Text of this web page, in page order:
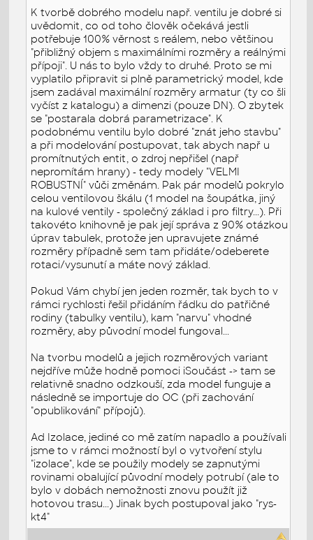
K tvorbě dobrého modelu např. ventilu je dobré si
uvědomit, co od toho člověk očekává jestli
potřebuje 100% věrnost s reálem, nebo většinou
"přibližný objem s maximálními rozměry a reálnými
přípoji". U nás to bylo vždy to druhé. Proto se mi
vyplatilo připravit si plně parametrický model, kde
jsem zadával maximální rozměry armatur (ty co šli
vyčíst z katalogu) a dimenzi (pouze DN). O zbytek
se "postarala dobrá parametrizace". K
podobnému ventilu bylo dobré "znát jeho stavbu"
a při modelování postupovat, tak abych např u
promítnutých entit, o zdroj nepřišel (např
nepromítám hrany) - tedy modely "VELMI
ROBUSTNÍ" vůči změnám. Pak pár modelů pokrylo
celou ventilovou škálu (1 model na šoupátka, jiný
na kulové ventily - společný základ i pro filtry...). Při
takovéto knihovně je pak její správa z 90% otázkou
úprav tabulek, protože jen upravujete známé
rozměry případně sem tam přidáte/odeberete
rotaci/vysunutí a máte nový základ.
Pokud Vám chybí jen jeden rozměr, tak bych to v
rámci rychlosti řešil přidáním řádku do patřičné
rodiny (tabulky ventilu), kam "narvu" vhodné
rozměry, aby původní model fungoval...
Na tvorbu modelů a jejich rozměrových variant
nejdříve může hodně pomoci iSoučást -> tam se
relativně snadno odzkouší, zda model funguje a
následně se importuje do OC (při zachování
"opublikování" přípojů).
Ad Izolace, jediné co mě zatím napadlo a používali
jsme to v rámci možností byl o vytvoření stylu
"izolace", kde se použily modely se zapnutými
rovinami obalující původní modely potrubí (ale to
bylo v dobách nemožnosti znovu použít již
hotovou trasu...) Jinak bych postupoval jako "rys-
kt4"